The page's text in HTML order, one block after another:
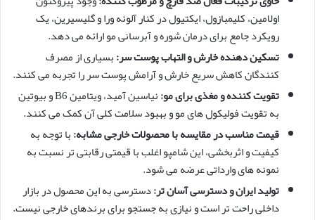
اولامین، کلیمبازول، ایکتیول در کنار آلوئه ورا و گلیسیرین، یک
رویکرد جامع برای درمان شوره و آبرسانی مو ارائه می دهد.
تسکین دهنده خارش و التهاب پوست سر:بسیاری از مصرف
کنندگان کاهش سریع خارش و آرامش پوست سر را تجربه می کنند.
تقویت کننده و مغذی برای مو:
نیاسین آمید، ویتامین B6 و بیوتین
به تقویت فولیکول های مو و بهبود سلامت کلی آن کمک می کنند.
قیمت مناسب در مقایسه با محصولات خارجی مشابه:با توجه به
کیفیت و اثربخشی، این شامپو اغلب با قیمتی رقابتی تر نسبت به
نمونه های وارداتی عرضه می شود.
تولید ایران و دسترسی آسان تر:دسترسی به این محصول در بازار
داخلی راحت تر است و نیازی به جستجو برای برندهای خارجی نیست.